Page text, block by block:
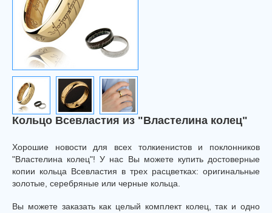
Кольцо Всевластия из "Властелина колец"
Хорошие новости для всех толкиенистов и поклонников
"Властелина колец"! У нас Вы можете купить достоверные
копии кольца Всевластия в трех расцветках: оригинальные
золотые, серебряные или черные кольца.
Вы можете заказать как целый комплект колец, так и одно